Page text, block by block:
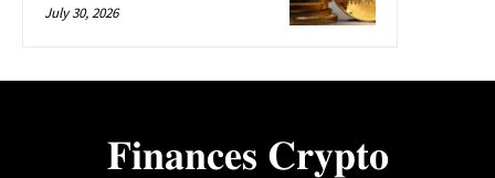
July 30, 2026
𝐅𝐢𝐧𝐚𝐧𝐜𝐞𝐬 𝐂𝐫𝐲𝐩𝐭𝐨